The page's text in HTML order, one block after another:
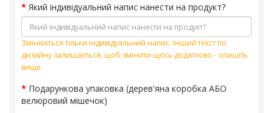
Який індивідуальний напис нанести на продукт?
Змінюється тільки індивідуальний напис. Інший текст по
дизайну залишається, щоб змінити щось додатково - опишіть
вище.
Подарункова упаковка (дерев'яна коробка АБО
велюровий мішечок)